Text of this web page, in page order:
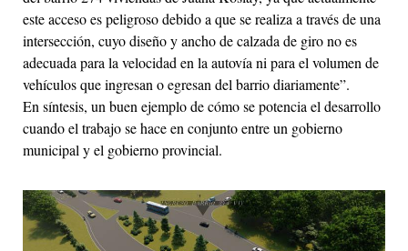
este acceso es peligroso debido a que se realiza a través de una
intersección, cuyo diseño y ancho de calzada de giro no es
adecuada para la velocidad en la autovía ni para el volumen de
vehículos que ingresan o egresan del barrio diariamente”.
En síntesis, un buen ejemplo de cómo se potencia el desarrollo
cuando el trabajo se hace en conjunto entre un gobierno
municipal y el gobierno provincial.